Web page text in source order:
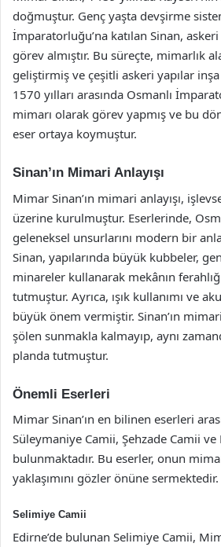
doğmuştur. Genç yaşta devşirme
İmparatorluğu’na katılan Sinan,
görev almıştır. Bu süreçte, mimarlık
geliştirmiş ve çeşitli askeri yapılar
1570 yılları arasında Osmanlı
mimarı olarak görev yapmış ve bu
eser ortaya koymuştur.
Sinan’ın Mimari Anlayışı
Mimar Sinan’ın mimari anlayışı,
üzerine kurulmuştur. Eserlerinde,
geleneksel unsurlarını modern bir
Sinan, yapılarında büyük kubbeler,
minareler kullanarak mekânın
tutmuştur. Ayrıca, ışık kullanımı ve
büyük önem vermiştir. Sinan’ın
şölen sunmakla kalmayıp, aynı
planda tutmuştur.
Önemli Eserleri
Mimar Sinan’ın en bilinen eserleri
Süleymaniye Camii, Şehzade Camii ve
bulunmaktadır. Bu eserler, onun
yaklaşımını gözler önüne sermektedir.
Selimiye Camii
Edirne’de bulunan Selimiye Camii,